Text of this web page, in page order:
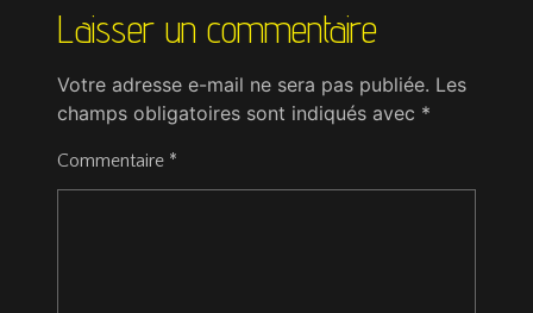
Laisser un commentaire
Votre adresse e-mail ne sera pas publiée. Les
champs obligatoires sont indiqués avec *
Commentaire *